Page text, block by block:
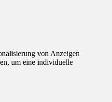
von Anzeigen
um eine individuelle